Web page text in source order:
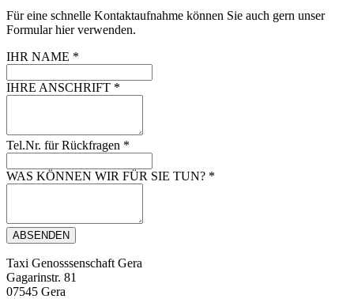
Für eine schnelle Kontaktaufnahme können Sie auch gern unser
Formular hier verwenden.
IHR NAME *
IHRE ANSCHRIFT *
Tel.Nr. für Rückfragen *
WAS KÖNNEN WIR FÜR SIE TUN? *
ABSENDEN
Taxi Genosssenschaft Gera
Gagarinstr. 81
07545 Gera